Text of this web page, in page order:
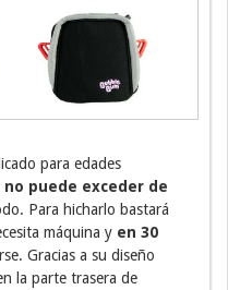
para edades
no puede exceder de
Para hicharlo bastará
máquina y en 30
Gracias a su diseño
la parte trasera de